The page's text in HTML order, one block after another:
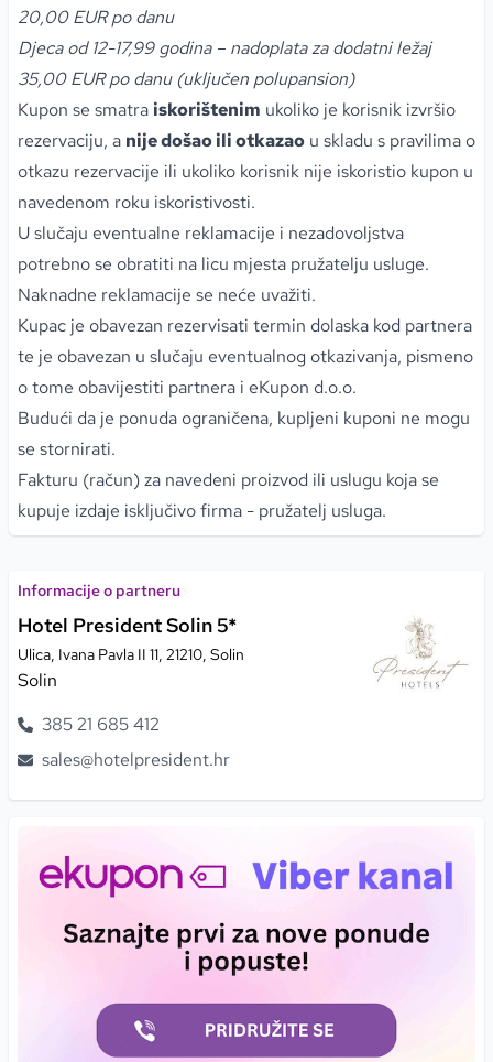
20,00 EUR po danu
Djeca od 12-17,99 godina – nadoplata za dodatni ležaj
35,00 EUR po danu (uključen polupansion)
Kupon se smatra iskorištenim ukoliko je korisnik izvršio
rezervaciju, a nije došao ili otkazao u skladu s pravilima o
otkazu rezervacije ili ukoliko korisnik nije iskoristio kupon u
navedenom roku iskoristivosti.
U slučaju eventualne reklamacije i nezadovoljstva
potrebno se obratiti na licu mjesta pružatelju usluge.
Naknadne reklamacije se neće uvažiti.
Kupac je obavezan rezervisati termin dolaska kod partnera
te je obavezan u slučaju eventualnog otkazivanja, pismeno
o tome obavijestiti partnera i eKupon d.o.o.
Budući da je ponuda ograničena, kupljeni kuponi ne mogu
se stornirati.
Fakturu (račun) za navedeni proizvod ili uslugu koja se
kupuje izdaje isključivo firma - pružatelj usluga.
Informacije o partneru
Hotel President Solin 5*
Ulica, Ivana Pavla II 11, 21210, Solin
Solin
38521 685412
sales@hotelpresident.hr